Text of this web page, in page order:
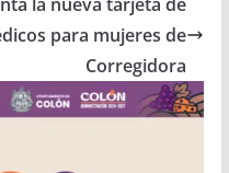
para mujeres de
Corregidora